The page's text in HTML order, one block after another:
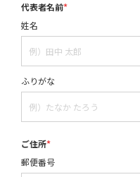
代表者名前*
姓名
ふりがな
ご住所*
郵便番号